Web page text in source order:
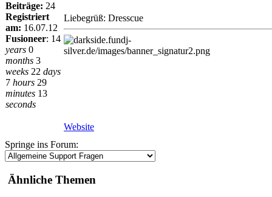
Beiträge: 24
Registriert
am: 16.07.12
Fusioneer: 14
years 0
months 3
weeks 22 days
7 hours 29
minutes 13
seconds
Liebegrüß: Dresscue
Website
Springe ins Forum:
Ähnliche Themen